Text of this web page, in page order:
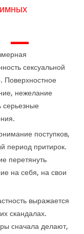
—
сексуальной
Поверхностное
нежелание
серьезные
поступков,
период притирок.
перетянуть
на себя, на свои
выражается
скандалах.
сначала делают,